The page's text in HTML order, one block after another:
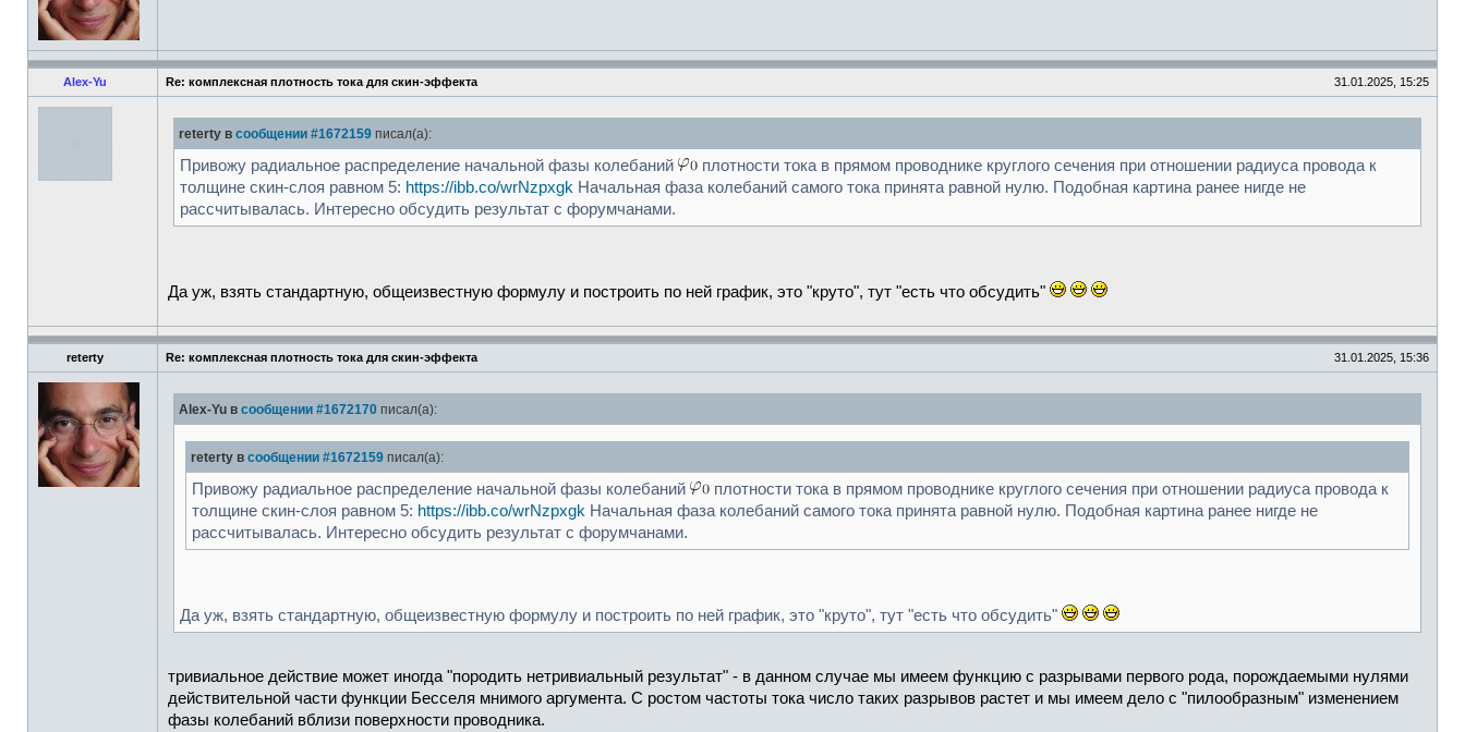
Alex-Yu Re: комплексная плотность тока для скин-эффекта 31.01.2025, 15:25
reterty в сообщении #1672159 писал(а):
Привожу радиальное распределение начальной фазы колебаний
плотности тока в прямом проводнике круглого сечения при отношении радиуса провода к
толщине скин-слоя равном 5: https://ibb.co/wrNzpxgk Начальная фаза колебаний самого тока принята равной нулю. Подобная картина ранее нигде не
рассчитывалась. Интересно обсудить результат с форумчанами.
Да уж, взять стандартную, общеизвестную формулу и построить по ней график, это "круто", тут "есть что обсудить"
reterty Re: комплексная плотность тока для скин-эффекта 31.01.2025, 15:36
Alex-Yu в сообщении #1672170 писал(а):
reterty в сообщении #1672159 писал(а):
Привожу радиальное распределение начальной фазы колебаний
плотности тока в прямом проводнике круглого сечения при отношении радиуса провода к
толщине скин-слоя равном 5: https://ibb.co/wrNzpxgk Начальная фаза колебаний самого тока принята равной нулю. Подобная картина ранее нигде не
рассчитывалась. Интересно обсудить результат с форумчанами.
Да уж, взять стандартную, общеизвестную формулу и построить по ней график, это "круто", тут "есть что обсудить"
тривиальное действие может иногда "породить нетривиальный результат" - в данном случае мы имеем функцию с разрывами первого рода, порождаемыми нулями
действительной части функции Бесселя мнимого аргумента. С ростом частоты тока число таких разрывов растет и мы имеем дело с "пилообразным" изменением
фазы колебаний вблизи поверхности проводника.